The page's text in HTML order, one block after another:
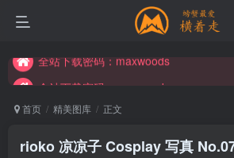
全站下载密码：maxwoods
全站下载密码：maxwoods
首页 精美图库 正文
rioko 凉凉子 Cosplay 写真